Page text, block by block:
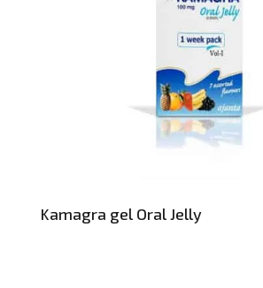
Kamagra gel Oral Jelly